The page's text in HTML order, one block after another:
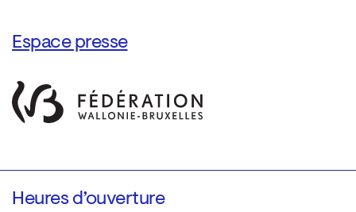
Espace presse
Heures d’ouverture